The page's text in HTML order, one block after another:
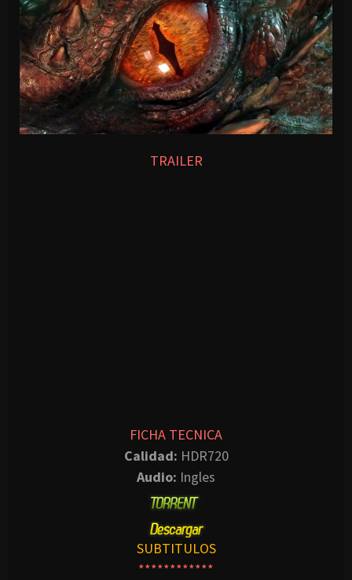
TRAILER
FICHA TECNICA
Calidad: HDR720
Audio: Ingles
SUBTITULOS
************